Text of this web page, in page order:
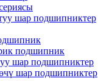
шар подшипниктер
подшипник
шар подшипниктер
шар подшипниктер